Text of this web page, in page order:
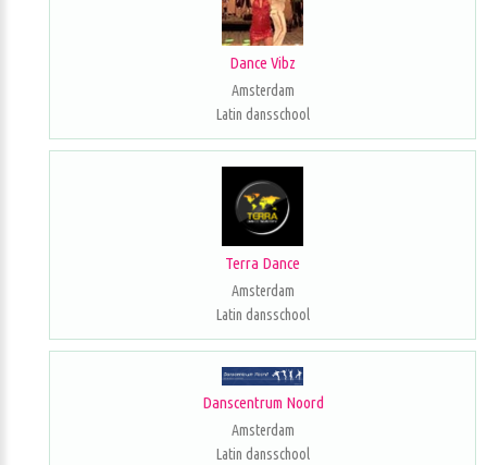
Dance Vibz
Amsterdam
Latin dansschool
Terra Dance
Amsterdam
Latin dansschool
Danscentrum Noord
Amsterdam
Latin dansschool